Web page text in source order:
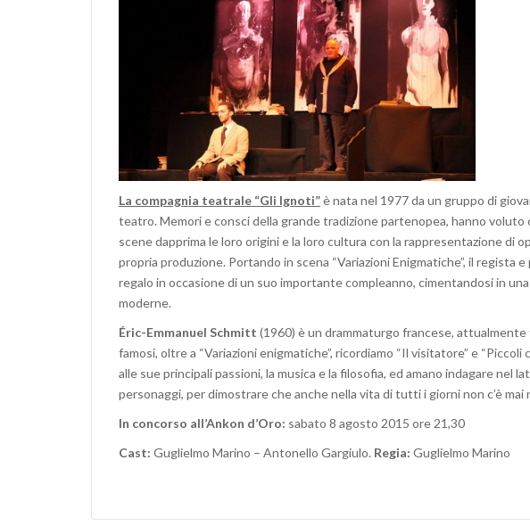
La compagnia teatrale “Gli Ignoti”è nata nel 1977 da un gruppo di
teatro. Memori e consci della grande tradizione partenopea, hanno
scene dapprima le loro origini e la loro cultura con la rappresentazione di
propria produzione. Portando in scena “Variazioni Enigmatiche”, il regista
regalo in occasione di un suo importante compleanno, cimentandosi in
moderne.
Éric-Emmanuel Schmitt (1960) è un drammaturgo francese,
famosi, oltre a “Variazioni enigmatiche”, ricordiamo “Il visitatore” e
alle sue principali passioni, la musica e la filosofia, ed amano indagare
personaggi, per dimostrare che anche nella vita di tutti i giorni non c’è mai
In concorso all’Ankon d’Oro: sabato 8 agosto 2015 ore 21,30
Cast: Guglielmo Marino – Antonello Gargiulo. Regia: Guglielmo Marino